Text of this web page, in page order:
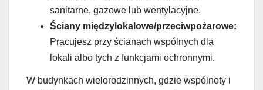
sanitarne, gazowe lub wentylacyjne.
Ściany międzylokalowe/przeciwpożarowe:
Pracujesz przy ścianach wspólnych dla
lokali albo tych z funkcjami ochronnymi.
W budynkach wielorodzinnych, gdzie wspólnoty i